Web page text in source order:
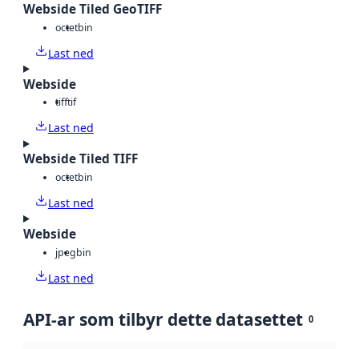
Webside Tiled GeoTIFF
octetbin
Last ned
Webside
tifftif
Last ned
Webside Tiled TIFF
octetbin
Last ned
Webside
jpegbin
Last ned
API-ar som tilbyr dette datasettet 0